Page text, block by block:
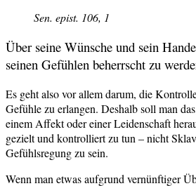
Sen. epist. 106, 1
Über seine Wünsche und sein
seinen Gefühlen beherrscht zu
Es geht also vor allem darum, die
Gefühle zu erlangen. Deshalb soll man
einem Affekt oder einer Leidenschaft
gezielt und kontrolliert zu tun – nicht
Gefühlsregung zu sein.
Wenn man etwas aufgrund vernünftiger